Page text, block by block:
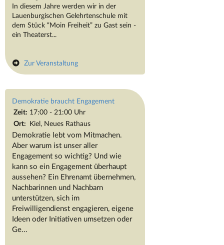
In diesem Jahre werden wir in der
Lauenburgischen Gelehrtenschule mit
dem Stück “Moin Freiheit” zu Gast sein -
ein Theaterst...
Zur Veranstaltung
Demokratie braucht Engagement
Zeit: 17:00 - 21:00 Uhr
Ort: Kiel, Neues Rathaus
Demokratie lebt vom Mitmachen.
Aber warum ist unser aller
Engagement so wichtig? Und wie
kann so ein Engagement überhaupt
aussehen? Ein Ehrenamt übernehmen,
Nachbarinnen und Nachbarn
unterstützen, sich im
Freiwilligendienst engagieren, eigene
Ideen oder Initiativen umsetzen oder
Ge...